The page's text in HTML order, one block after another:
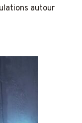
autour